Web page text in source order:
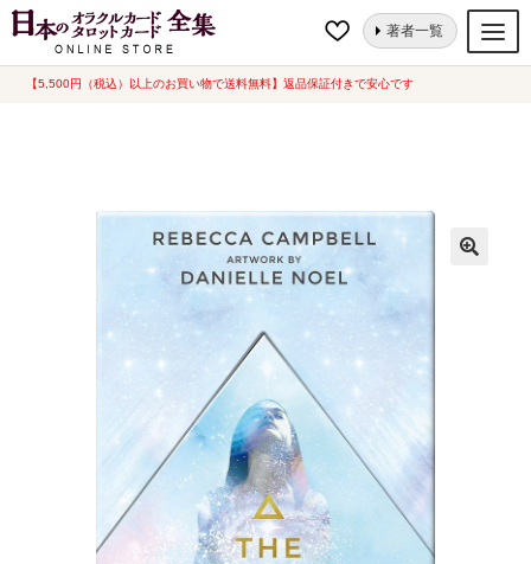
【5,500円（税込）以上のお買い物で送料無料】返品保証付きで安心です
ナ
コ
著者一覧
オラクルカード
新品一覧
カード関連グッズ
ホーム オラクルカード 星・宇宙
スターシードオラクル 日本語解説書
付き (中古-良い)